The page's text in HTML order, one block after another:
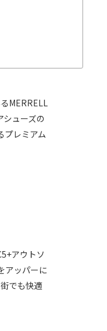
MERRELL
ューズの
プレミアム
アウトソ
アッパーに
でも快適